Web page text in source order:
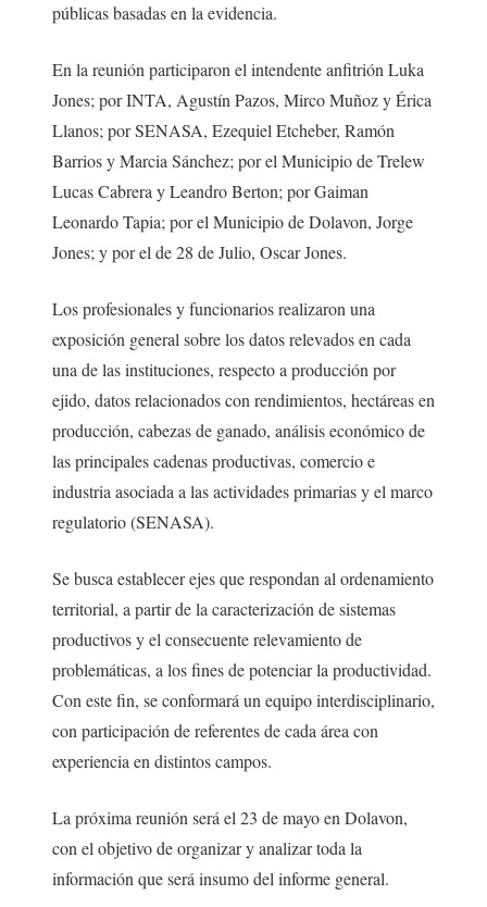
públicas basadas en la evidencia.
En la reunión participaron el intendente anfitrión Luka
Jones; por INTA, Agustín Pazos, Mirco Muñoz y Érica
Llanos; por SENASA, Ezequiel Etcheber, Ramón
Barrios y Marcia Sánchez; por el Municipio de Trelew
Lucas Cabrera y Leandro Berton; por Gaiman
Leonardo Tapia; por el Municipio de Dolavon, Jorge
Jones; y por el de 28 de Julio, Oscar Jones.
Los profesionales y funcionarios realizaron una
exposición general sobre los datos relevados en cada
una de las instituciones, respecto a producción por
ejido, datos relacionados con rendimientos, hectáreas en
producción, cabezas de ganado, análisis económico de
las principales cadenas productivas, comercio e
industria asociada a las actividades primarias y el marco
regulatorio (SENASA).
Se busca establecer ejes que respondan al ordenamiento
territorial, a partir de la caracterización de sistemas
productivos y el consecuente relevamiento de
problemáticas, a los fines de potenciar la productividad.
Con este fin, se conformará un equipo interdisciplinario,
con participación de referentes de cada área con
experiencia en distintos campos.
La próxima reunión será el 23 de mayo en Dolavon,
con el objetivo de organizar y analizar toda la
información que será insumo del informe general.